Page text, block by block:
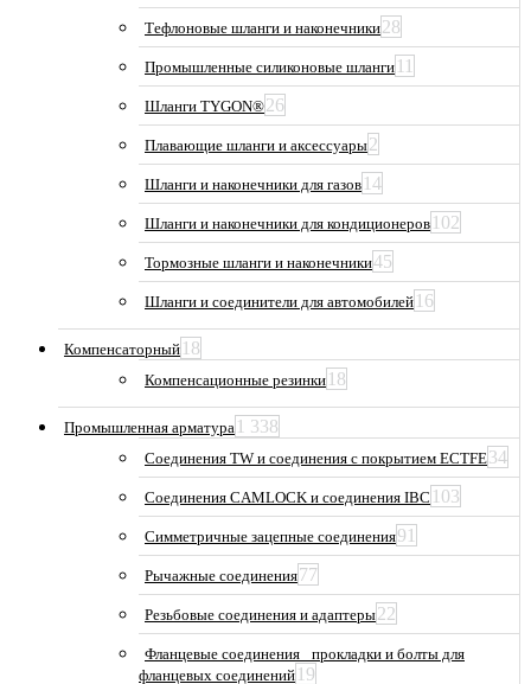
Тефлоновые шланги и наконечники28
Промышленные силиконовые шланги 11
Шланги TYGON®26
Плавающие шланги и аксессуары2
Шланги и наконечники для газов 14
Шланги и наконечники для кондиционеров 102
Тормозные шланги и наконечники45
Шланги и соединители для автомобилей 16
Компенсаторный 18
Компенсационные резинки 18
Промышленная арматура 1 338
Соединения TW и соединения с покрытием ECTFE34
Соединения CAMLOCK и соединения IBC 103
Симметричные зацепные соединения91
Рычажные соединения77
Резьбовые соединения и адаптеры22
Фланцевые соединения_ прокладки и болты для
фланцевых соединений 19